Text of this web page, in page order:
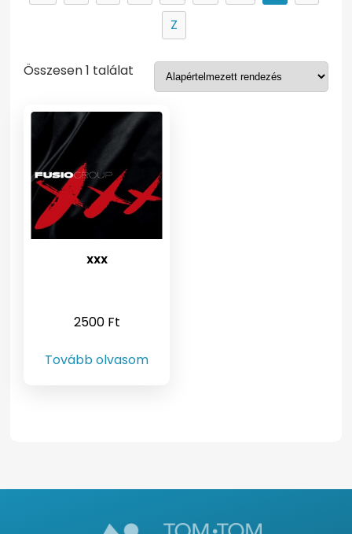
Z
Összesen 1 találat
XXX
2500 Ft
Tovább olvasom